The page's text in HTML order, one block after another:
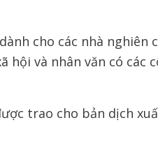
cho các nhà nghiên
hội và nhân văn có các
trao cho bản dịch